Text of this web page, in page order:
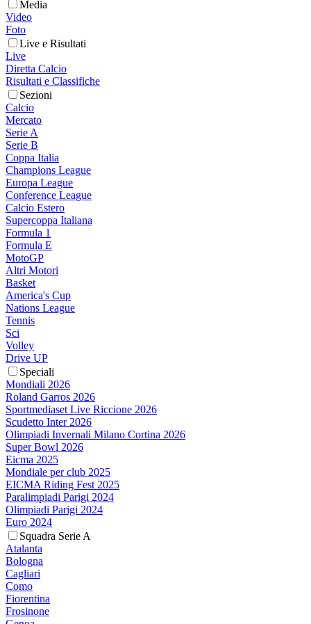
Media
Video
Foto
Live e Risultati
Live
Diretta Calcio
Risultati e Classifiche
Sezioni
Calcio
Mercato
Serie A
Serie B
Coppa Italia
Champions League
Europa League
Conference League
Calcio Estero
Supercoppa Italiana
Formula 1
Formula E
MotoGP
Altri Motori
Basket
America's Cup
Nations League
Tennis
Sci
Volley
Drive UP
Speciali
Mondiali 2026
Roland Garros 2026
Sportmediaset Live Riccione 2026
Scudetto Inter 2026
Olimpiadi Invernali Milano Cortina 2026
Super Bowl 2026
Eicma 2025
Mondiale per club 2025
EICMA Riding Fest 2025
Paralimpiadi Parigi 2024
Olimpiadi Parigi 2024
Euro 2024
Squadra Serie A
Atalanta
Bologna
Cagliari
Como
Fiorentina
Frosinone